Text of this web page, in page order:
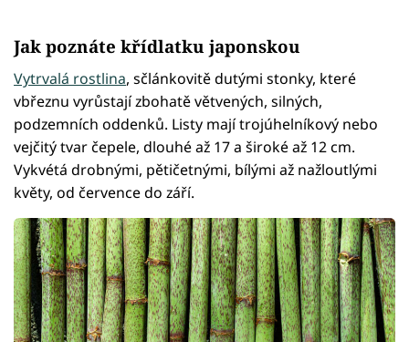
Jak poznáte křídlatku japonskou
Vytrvalá rostlina, sčlánkovitě dutými stonky, které
vbřeznu vyrůstají zbohatě větvených, silných,
podzemních oddenků. Listy mají trojúhelníkový nebo
vejčitý tvar čepele, dlouhé až 17 a široké až 12 cm.
Vykvétá drobnými, pětičetnými, bílými až nažloutlými
květy, od července do září.